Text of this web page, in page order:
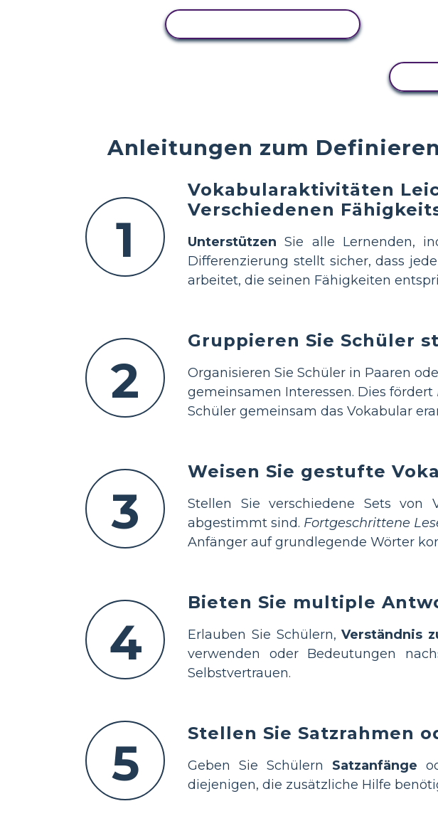
Anleitungen zum
1
Vokabularaktivitäten
Verschiedenen
Unterstützen Sie alle Lernenden,
Differenzierung stellt sicher, dass
arbeitet, die seinen Fähigkeiten
2
Gruppieren Sie Schüler
Organisieren Sie Schüler in Paaren
gemeinsamen Interessen. Dies fördert
Schüler gemeinsam das Vokabular
3
Weisen Sie gestufte
Stellen Sie verschiedene Sets
abgestimmt sind. Fortgeschrittene
Anfänger auf grundlegende Wörter
4
Bieten Sie multiple
Erlauben Sie Schülern,Verständnis
verwenden oder Bedeutungen
Selbstvertrauen.
5
Stellen Sie Satzrahmen
Geben Sie Schülern Satzanfänge
diejenigen, die zusätzliche Hilfe